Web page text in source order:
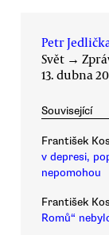
Petr
Svět →
13. dubna
Související
František
v depresi,
nepomohou
František
Romů“